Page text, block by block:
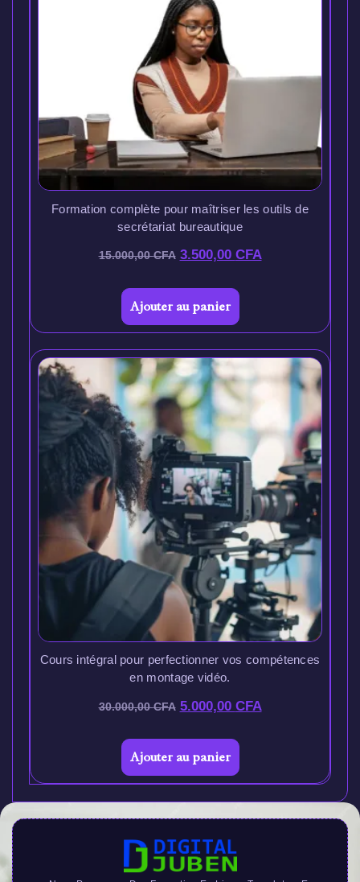
Formation complète pour maîtriser les outils de
secrétariat bureautique
15.000,00CFA 3.500,00 CFA
Ajouter au panier
Cours intégral pour perfectionner vos compétences
en montage vidéo.
30.000,00CFA 5.000,00 CFA
Ajouter au panier